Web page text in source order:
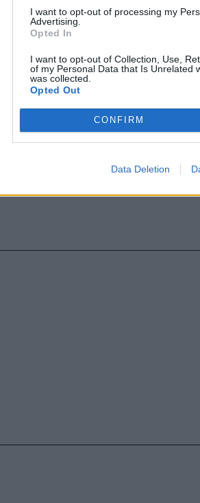
I want to opt-out of processing my
Advertising.
Opted In
I want to opt-out of Collection, Use,
of my Personal Data that Is Unrelated
was collected.
Opted Out
CONFIRM
Data Deletion
tamponò".